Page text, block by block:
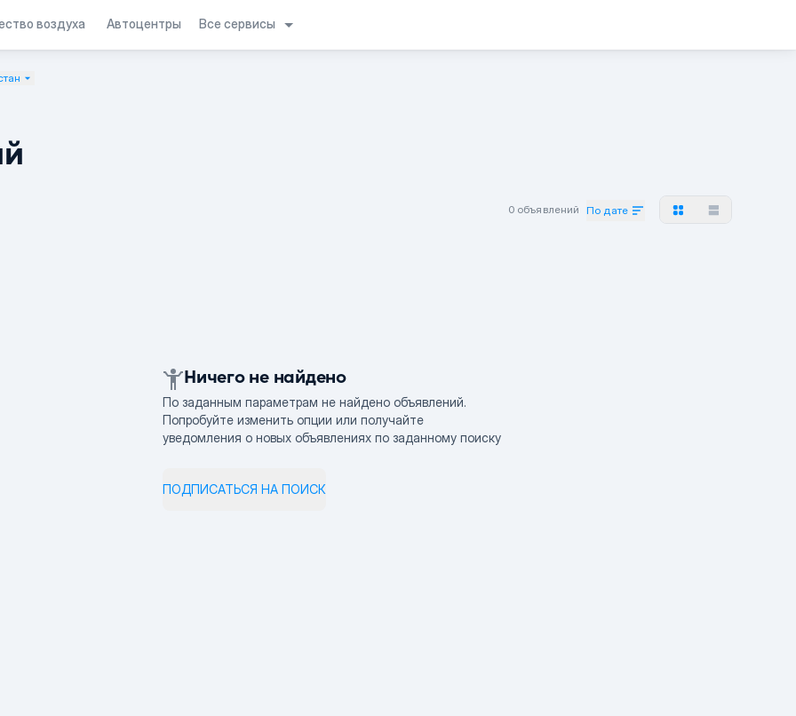
воздуха Автоцентры Все сервисы
0 объявлений По дате
Ничего не найдено
По заданным параметрам не найдено объявлений.
Попробуйте изменить опции или получайте
уведомления о новых объявлениях по заданному поиску
ПОДПИСАТЬСЯ НА ПОИСК